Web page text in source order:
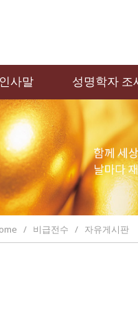
인사말 성명학자 조
/ 비급전수 / 자유게시판